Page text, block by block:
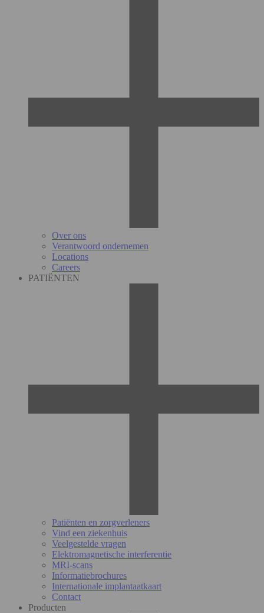
Over ons
Verantwoord ondernemen
Locations
Careers
PATIËNTEN
Patiënten en zorgverleners
Vind een ziekenhuis
Veelgestelde vragen
Elektromagnetische interferentie
MRI-scans
Informatiebrochures
Internationale implantaatkaart
Contact
Producten